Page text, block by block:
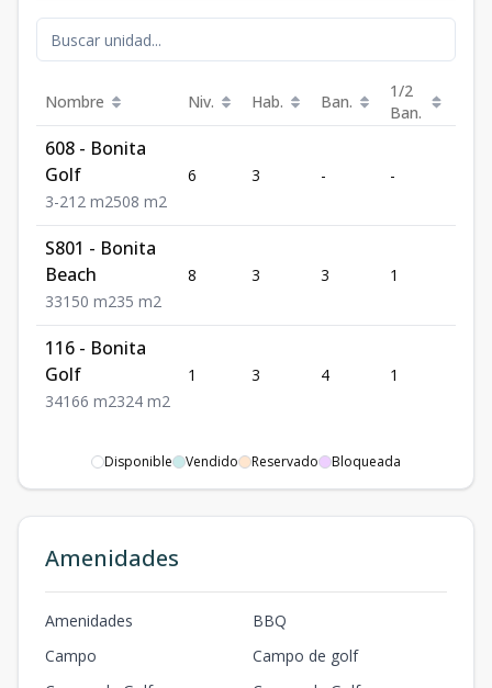
Nombre Niv. Hab. Ban.
1/2
Ban.
608 - Bonita
Golf
3-212 m2508 m2
6 3 - -
S801 - Bonita
Beach
33150 m235 m2
8 3 3 1
116 - Bonita
Golf
34166 m2324 m2
1 3 4 1
Disponible Vendido Reservado Bloqueada
Amenidades
Amenidades
BBQ
Campo
Campo de golf